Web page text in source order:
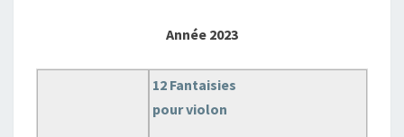
Année 2023
12 Fantaisies
pour violon